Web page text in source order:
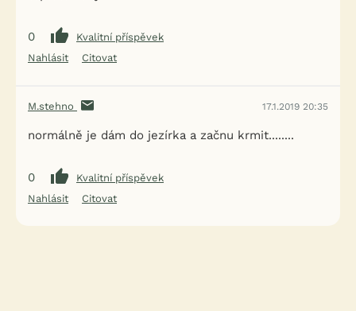
0
Kvalitní příspěvek
Nahlásit
Citovat
M.stehno 17.1.2019 20:35
normálně je dám do jezírka a začnu krmit........
0
Kvalitní příspěvek
Nahlásit
Citovat